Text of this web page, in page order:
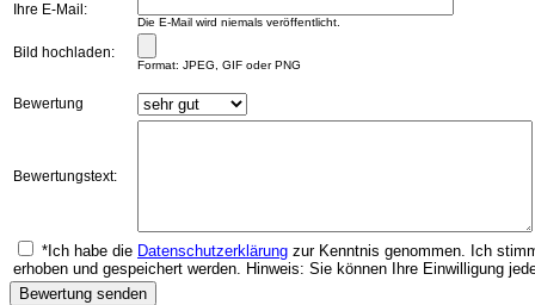
Ihre E-Mail:
Die E-Mail wird niemals veröffentlicht.
Bild hochladen:
Format: JPEG, GIF oder PNG
Bewertung
Bewertungstext:
*Ich habe die Datenschutzerklärung zur Kenntnis genommen. Ich
erhoben und gespeichert werden. Hinweis: Sie können Ihre Einwilligung